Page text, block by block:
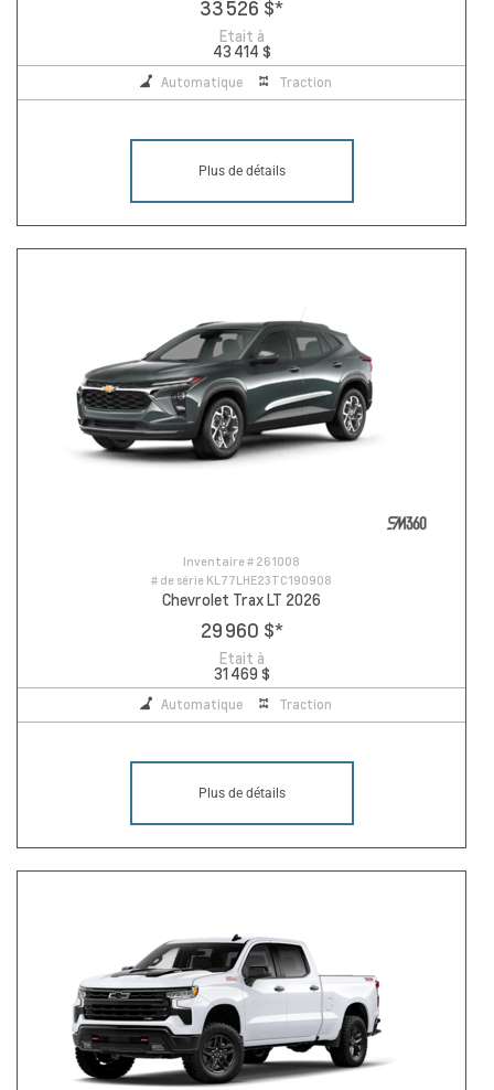
33 526 $*
Etait à
43 414 $
Automatique Traction
Plus de détails
Inventaire # 261008
# de série KL77LHE23TC190908
Chevrolet Trax LT 2026
29 960 $*
Etait à
31 469 $
Automatique Traction
Plus de détails